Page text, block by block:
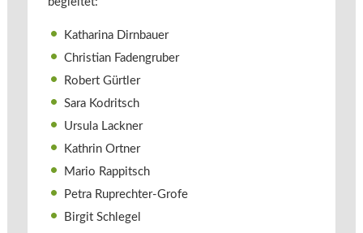
Katharina Dirnbauer
Christian Fadengruber
Robert Gürtler
Sara Kodritsch
Ursula Lackner
Kathrin Ortner
Mario Rappitsch
Petra Ruprechter-Grofe
Birgit Schlegel